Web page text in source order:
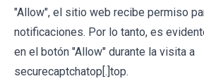
"Allow", el sitio web recibe permiso
notificaciones. Por lo tanto, es
en el botón "Allow" durante la visita a
securecaptchatop[.]top.